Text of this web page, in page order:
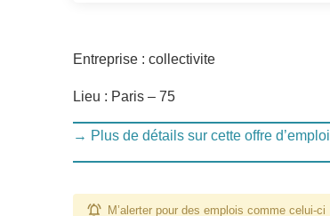
Entreprise : collectivite
Lieu : Paris – 75
→ Plus de détails sur cette offre d’emploi
M’alerter pour des emplois comme celui-ci